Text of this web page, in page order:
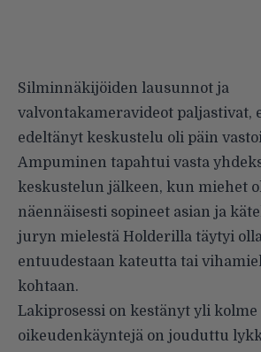
Silminnäkijöiden lausunnot ja
valvontakameravideot paljastivat,
edeltänyt keskustelu oli päin
Ampuminen tapahtui vasta
keskustelun jälkeen, kun miehet
näennäisesti sopineet asian ja
juryn mielestä Holderilla täytyi
entuudestaan kateutta tai
kohtaan.
Lakiprosessi on kestänyt yli kolme
oikeudenkäyntejä on jouduttu